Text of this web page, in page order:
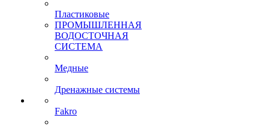
Пластиковые
ПРОМЫШЛЕННАЯ
ВОДОСТОЧНАЯ
СИСТЕМА
Медные
Дренажные системы
Fakro